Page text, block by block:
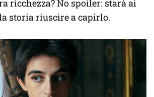
ricchezza? No spoiler: starà ai
storia riuscire a capirlo.